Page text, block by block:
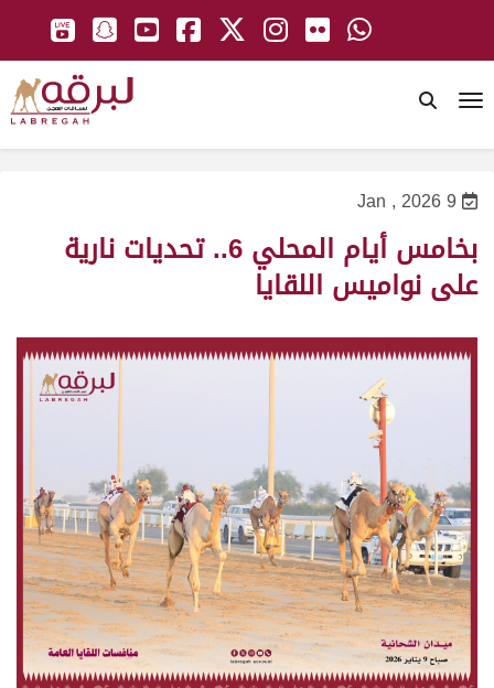
9 Jan , 2026
بخامس أيام المحلي 6.. تحديات نارية
على نواميس اللقايا